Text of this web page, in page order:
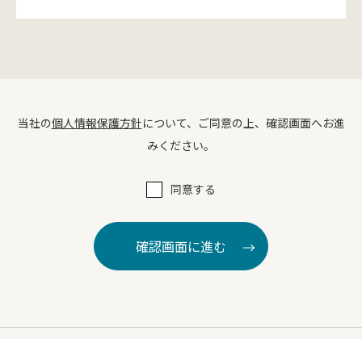
当社の個人情報保護方針について、ご同意の上、確認画面へお進
みください。
同意する
確認画面に進む